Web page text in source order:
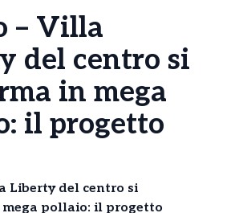
– Villa
del centro si
in mega
il progetto
Liberty del centro si
pollaio: il progetto